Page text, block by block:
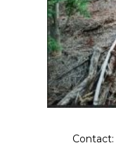
Contact: